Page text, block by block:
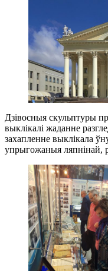
Дзівосныя скульптуры
выклікалі жаданне
захапленне выклікала
упрыгожаныя ляпнінай,